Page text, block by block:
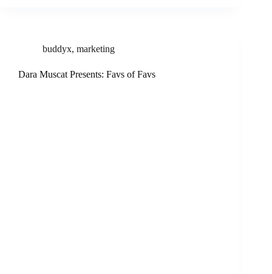
buddyx, marketing
Dara Muscat Presents: Favs of Favs